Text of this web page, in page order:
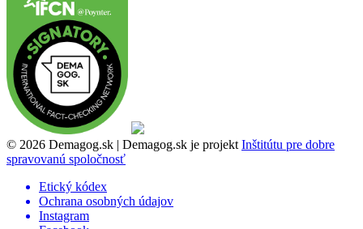
© 2026 Demagog.sk | Demagog.sk je projektInštitútu pre dobre
spravovanú spoločnosť
Etický kódex
Ochrana osobných údajov
Instagram